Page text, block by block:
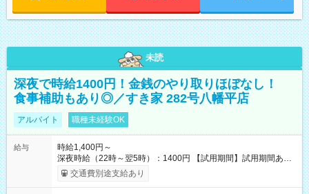
未読
深夜で時給1400円！金銭のやり取りほぼなし！
食事補助もあり◎／すき家 282号八幡平店
アルバイト 職種未経験OK
給与
時給1,400円～
深夜時給（22時～翌5時）：1400円 【試用期間】試用期間あり
試用期間の長さ：1ヶ月 雇用形態、給与は本採用時と同じです。
試用期間の実態は30日（※条件変更なし）ですが、切り上げで
交通費別途支給あり